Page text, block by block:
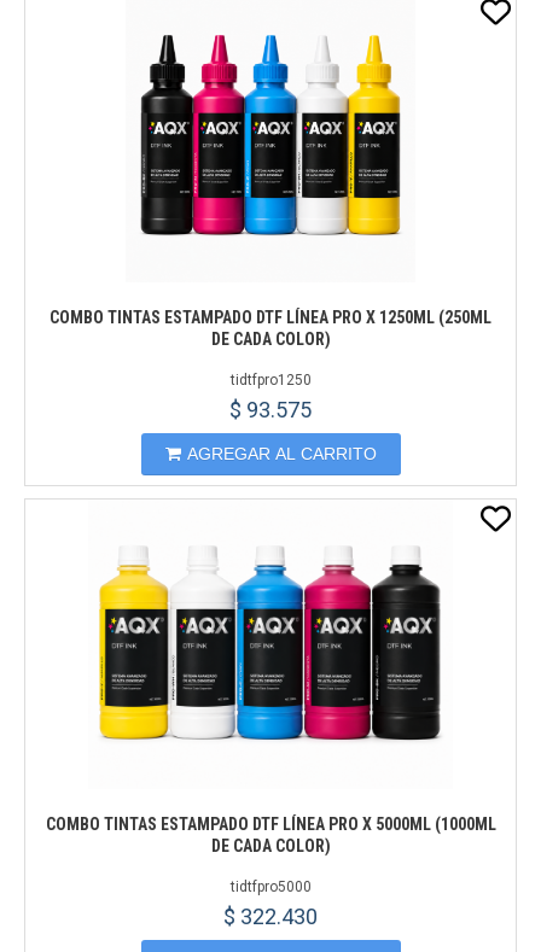
COMBO TINTAS ESTAMPADO DTF LÍNEA PRO X 1250ML (250ML
DE CADA COLOR)
tidtfpro1250
$ 93.575
AGREGAR AL CARRITO
COMBO TINTAS ESTAMPADO DTF LÍNEA PRO X 5000ML (1000ML
DE CADA COLOR)
tidtfpro5000
$ 322.430